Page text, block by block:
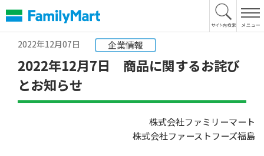
文
へ
2022年12月07日
企業情報
2022年12月7日 商品に関するお詫び
とお知らせ
株式会社ファミリーマート
株式会社ファーストフーズ福島